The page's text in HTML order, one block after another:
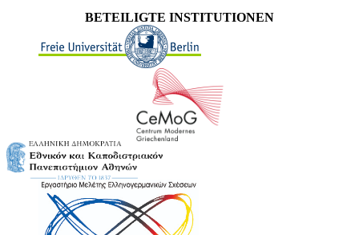
BETEILIGTE INSTITUTIONEN